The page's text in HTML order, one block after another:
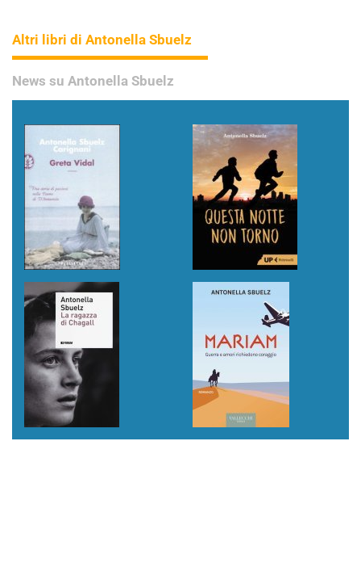
Altri libri di Antonella Sbuelz
News su Antonella Sbuelz